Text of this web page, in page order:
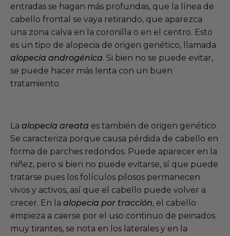
entradas se hagan más profundas, que la línea de
cabello frontal se vaya retirando, que aparezca
una zona calva en la coronilla o en el centro. Esto
es un tipo de alopecia de origen genético, llamada
alopecia androgénica. Si bien no se puede evitar,
se puede hacer más lenta con un buen
tratamiento.
La alopecia areata es también de origen genético.
Se caracteriza porque causa pérdida de cabello en
forma de parches redondos. Puede aparecer en la
niñez, pero si bien no puede evitarse, sí que puede
tratarse pues los folículos pilosos permanecen
vivos y activos, así que el cabello puede volver a
crecer. En la alopecia por tracción, el cabello
empieza a caerse por el uso continuo de peinados
muy tirantes, se nota en los laterales y en la